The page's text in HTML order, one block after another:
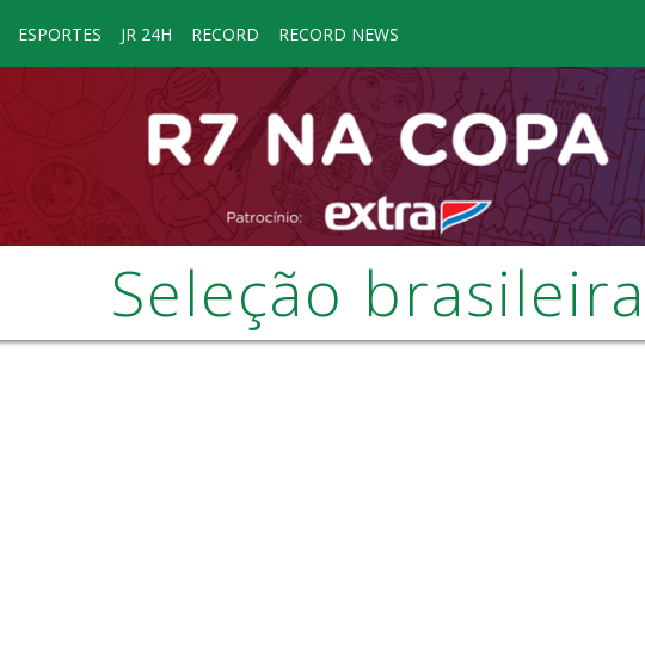
ESPORTES JR 24H RECORD RECORD NEWS
Seleção brasileira